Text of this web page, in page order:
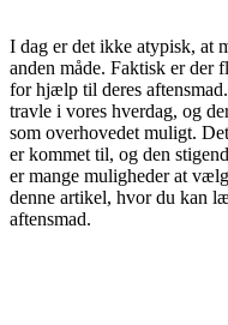
I dag er det ikke atypisk, at
anden måde. Faktisk er der
for hjælp til deres
travle i vores hverdag, og
som overhovedet muligt.
er kommet til, og den
er mange muligheder at
denne artikel, hvor du kan
aftensmad.